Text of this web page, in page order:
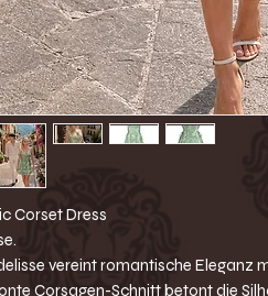
Corset Dress
vereint romantische Eleganz
Corsagen-Schnitt betont die